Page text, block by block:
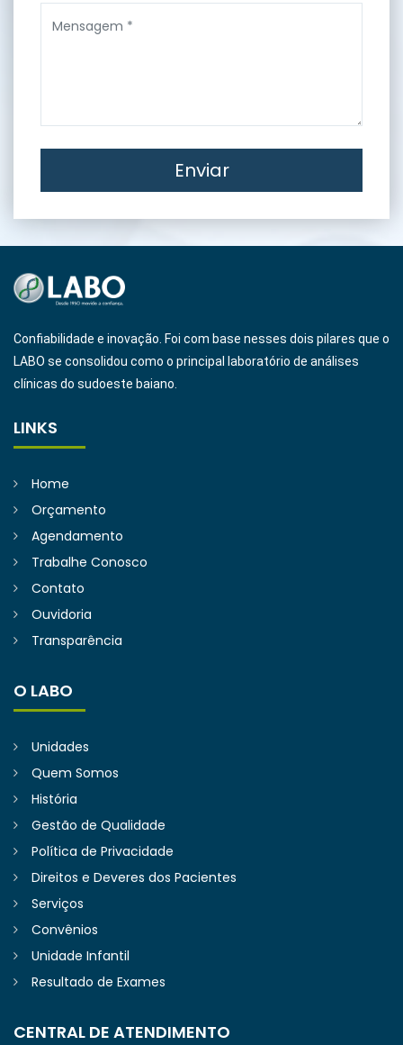
Enviar
Confiabilidade e inovação. Foi com base nesses dois pilares que o
LABO se consolidou como o principal laboratório de análises
clínicas do sudoeste baiano.
LINKS
Home
Orçamento
Agendamento
Trabalhe Conosco
Contato
Ouvidoria
Transparência
O LABO
Unidades
Quem Somos
História
Gestão de Qualidade
Política de Privacidade
Direitos e Deveres dos Pacientes
Serviços
Convênios
Unidade Infantil
Resultado de Exames
CENTRAL DE ATENDIMENTO